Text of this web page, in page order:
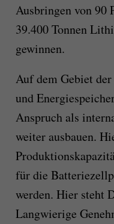
Ausbringen von
39.400 Tonnen
gewinnen.
Auf dem Gebiet
und
Anspruch als
weiter ausbauen.
für die
werden. Hier steht
Langwierige